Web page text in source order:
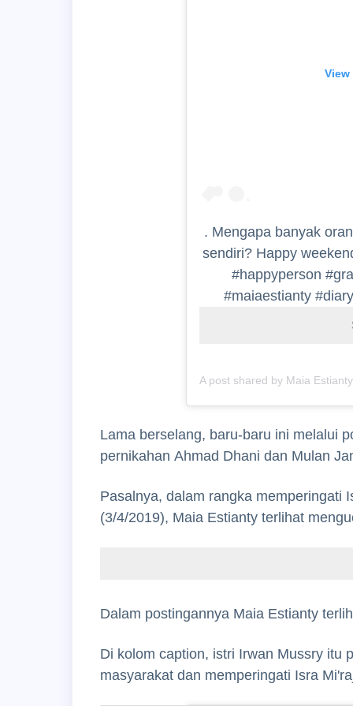
. Mengapa banyak
sendiri? Happy
#happyperson
#maiaestianty
A post shared by Maia
Lama berselang, baru-baru ini melalui
pernikahan Ahmad Dhani dan Mulan
Pasalnya, dalam rangka memperingati
(3/4/2019), Maia Estianty terlihat
Dalam postingannya Maia Estianty
Di kolom caption, istri Irwan Mussry itu
masyarakat dan memperingati Isra